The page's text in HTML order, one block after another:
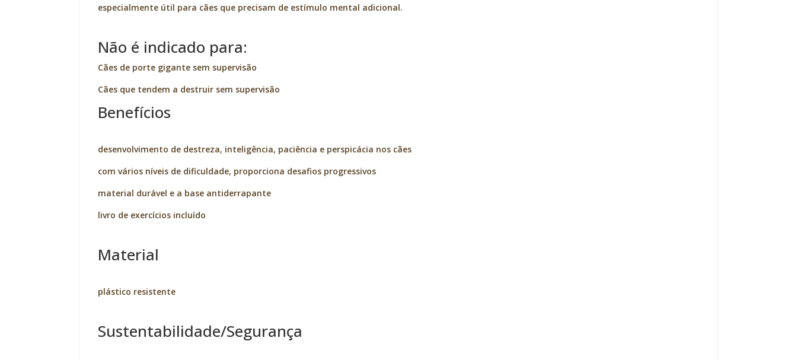
especialmente útil para cães que precisam de estímulo mental adicional.
Não é indicado para:
Cães de porte gigante sem supervisão
Cães que tendem a destruir sem supervisão
Benefícios
desenvolvimento de destreza, inteligência, paciência e perspicácia nos cães
com vários níveis de dificuldade, proporciona desafios progressivos
material durável e a base antiderrapante
livro de exercícios incluído
Material
plástico resistente
Sustentabilidade/Segurança